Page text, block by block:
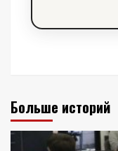
Больше историй